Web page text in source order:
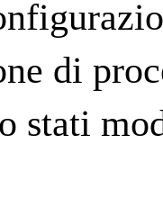
di
stati